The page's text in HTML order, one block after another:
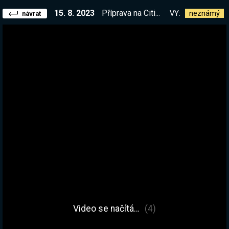
návrat 15. 8. 2023 Příprava na Cities Skylines 2. Jaké máš úterý? | !kniha VY: neznámý
Video se načítá… (4)